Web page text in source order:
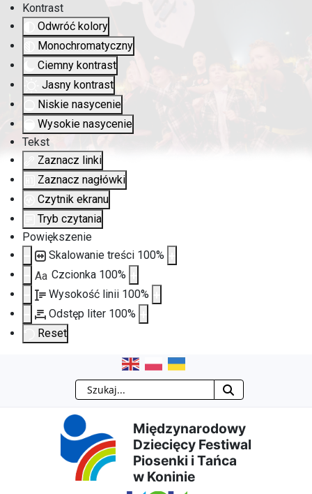
Kontrast
Odwróć kolory
Monochromatyczny
Ciemny kontrast
Jasny kontrast
Niskie nasycenie
Wysokie nasycenie
Tekst
Zaznacz linki
Zaznacz nagłówki
Czytnik ekranu
Tryb czytania
Powiększenie
Skalowanie treści 100%
Aa Czcionka 100%
Wysokość linii 100%
Odstęp liter 100%
Reset
Przejdź
treści
głównej
Przejdź
menu
nawigacyjnego
Przejdź
wyszukiwarki
Przejdź
mapy
strony
Szukaj
Międzynarodowy
Dziecięcy Festiwal
Piosenki i Tańca
w Koninie